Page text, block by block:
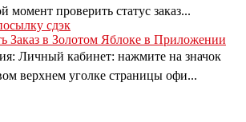
момент проверить статус заказ...
Заказ в Золотом Яблоке в Приложении
Личный кабинет: нажмите на значок
верхнем уголке страницы офи...